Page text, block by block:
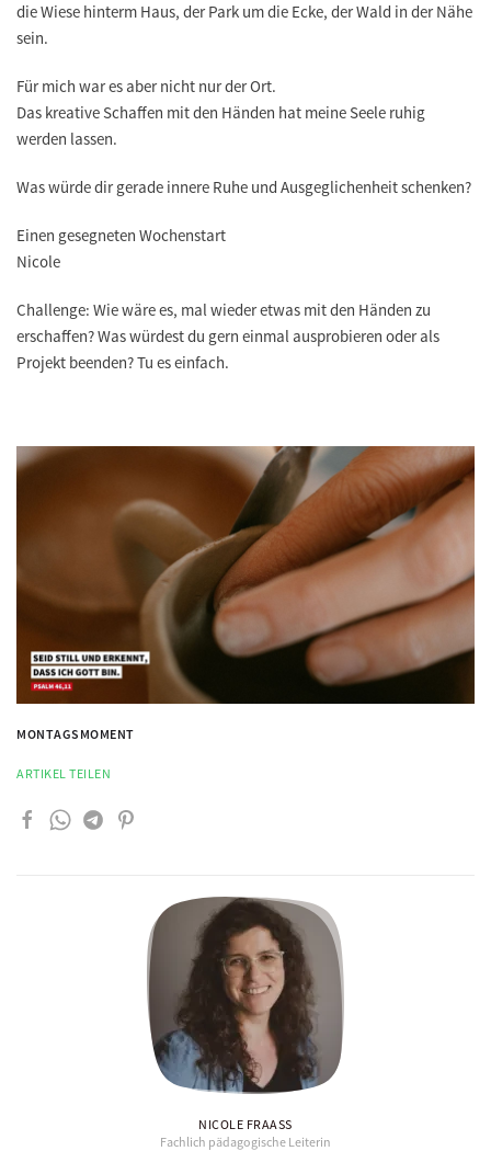
die Wiese hinterm Haus, der Park um die Ecke, der Wald in der Nähe
sein.
Für mich war es aber nicht nur der Ort.
Das kreative Schaffen mit den Händen hat meine Seele ruhig
werden lassen.
Was würde dir gerade innere Ruhe und Ausgeglichenheit schenken?
Einen gesegneten Wochenstart
Nicole
Challenge: Wie wäre es, mal wieder etwas mit den Händen zu
erschaffen? Was würdest du gern einmal ausprobieren oder als
Projekt beenden? Tu es einfach.
MONTAGSMOMENT
ARTIKEL TEILEN
NICOLE FRAASS
Fachlich pädagogische Leiterin